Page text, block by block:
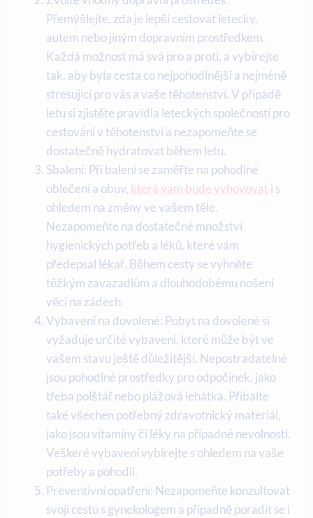
Přemýšlejte, zda je lepší cestovat letecky,
autem nebo jiným dopravním prostředkem.
Každá možnost⁤ má svá pro a⁢ proti, a vybírejte
tak, aby byla cesta co nejpohodlnější a nejméně
stresující ‌pro vás a vaše těhotenství. V případě
letu si zjistěte pravidla leteckých společností pro
cestování v těhotenství a nezapomeňte se
dostatečně hydratovat během letu.
Sbalení:‌ Při⁢ balení se⁣ zaměřte na pohodlné
oblečení a obuv, která vám bude vyhovovati s
ohledem na ⁤změny ve⁣ vašem těle.
Nezapomeňte na dostatečné množství
hygienických potřeb a léků,⁤ které‍ vám
předepsal lékař. Během cesty se vyhněte
těžkým zavazadlům​ a dlouhodobému nošení
věcí na zádech.
Vybavení na dovolené: Pobyt na dovolené si
vyžaduje určité vybavení, které může⁢ být ‌ve
vašem stavu ​ještě důležitější. Nepostradatelné
jsou pohodlné prostředky pro odpočinek, jako
třeba polštář​ nebo plážová lehátka.⁣ Přibalte
také všechen potřebný zdravotnický‌ materiál,
jako jsou vitamíny či léky na případné nevolnosti.
Veškeré⁢ vybavení vybírejte s ohledem na vaše
potřeby a‌ pohodlí.
Preventivní opatření: Nezapomeňte konzultovat
svoji cestu ‍s ⁢gynekologem a případně poradit se i